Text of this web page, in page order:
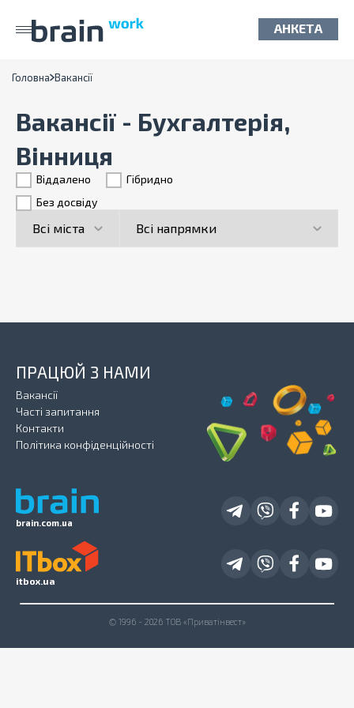
АНКЕТА
Головна Вакансії
Вакансії - Бухгалтерія,
Вінниця
Віддалено
Гiбридно
Без досвіду
brain.com.ua
ПРАЦЮЙ З НАМИ
Вакансії
Часті запитання
Контакти
Політика конфіденційності
itbox.ua
© 1996 - 2026 ТОВ «Приватінвест»